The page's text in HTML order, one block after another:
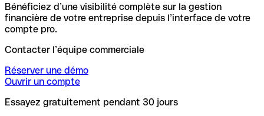
Bénéficiez d’une visibilité complète sur la gestion
financière de votre entreprise depuis l’interface de votre
compte pro.
Contacter l’équipe commerciale
Réserver une démo
Ouvrir un compte
Essayez gratuitement pendant 30 jours